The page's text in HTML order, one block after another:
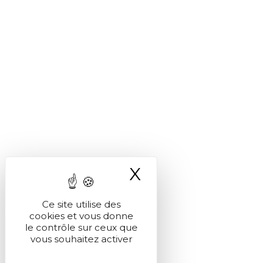
Ce site utilise des
cookies et vous donne
le contrôle sur ceux que
vous souhaitez activer
X